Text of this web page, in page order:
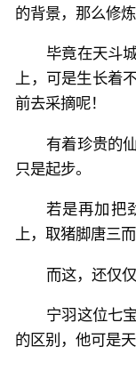
的背景，那么修
毕竟在天斗
上，可是生长着
前去采摘呢！
有着珍贵的
只是起步。
若是再加把
上，取猪脚唐三
而这，还仅
宁羽这位七
的区别，他可是